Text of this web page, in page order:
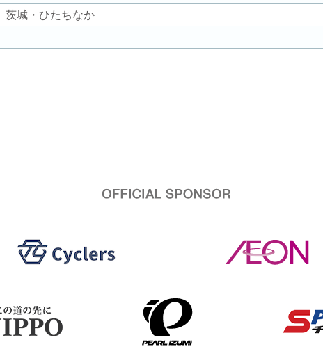
茨城・ひたちなか